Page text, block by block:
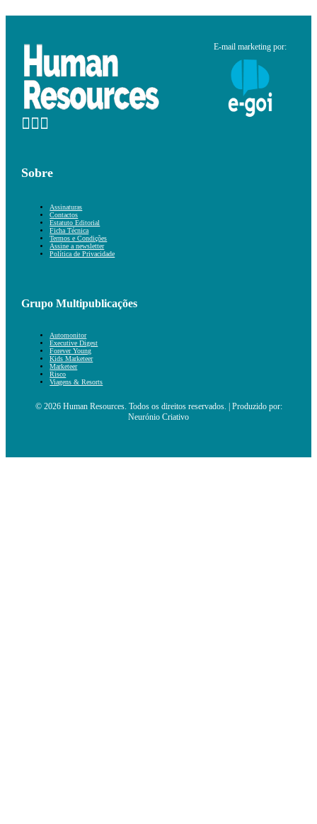
E-mail marketing por:
Sobre
Assinaturas
Contactos
Estatuto Editorial
Ficha Técnica
Termos e Condições
Assine a newsletter
Política de Privacidade
Grupo Multipublicações
Automonitor
Executive Digest
Forever Young
Kids Marketeer
Marketeer
Risco
Viagens & Resorts
© 2026 Human Resources. Todos os direitos reservados. | Produzido por:
Neurónio Criativo